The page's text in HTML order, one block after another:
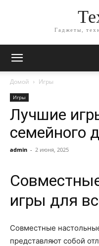
Гаджеты,
Домой Игры
Игры
Лучшие
семейного
admin - 2 июня, 2025
игры для
Совместные
представляют собой